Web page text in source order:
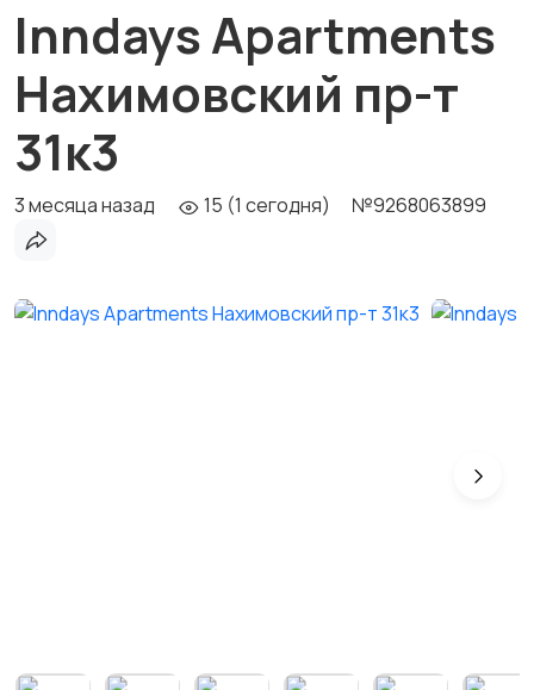
Inndays Apartments
Нахимовский пр-т
31к3
3 месяца назад 15 (1 сегодня) №9268063899